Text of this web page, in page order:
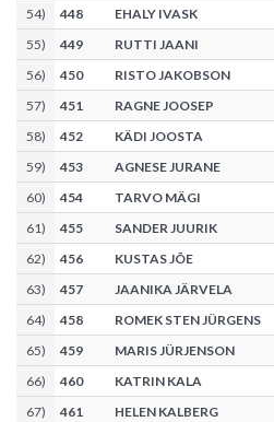
54) 448
EHALY IVASK
55) 449
RUTTI JAANI
56) 450
RISTO JAKOBSON
57) 451
RAGNE JOOSEP
58) 452
KÄDI JOOSTA
59) 453
AGNESE JURANE
60) 454
TARVO MÄGI
61) 455
SANDER JUURIK
62) 456
KUSTAS JÕE
63) 457
JAANIKA JÄRVELA
64) 458
ROMEK STEN JÜRGENS
65) 459
MARIS JÜRJENSON
66) 460
KATRIN KALA
67) 461
HELEN KALBERG